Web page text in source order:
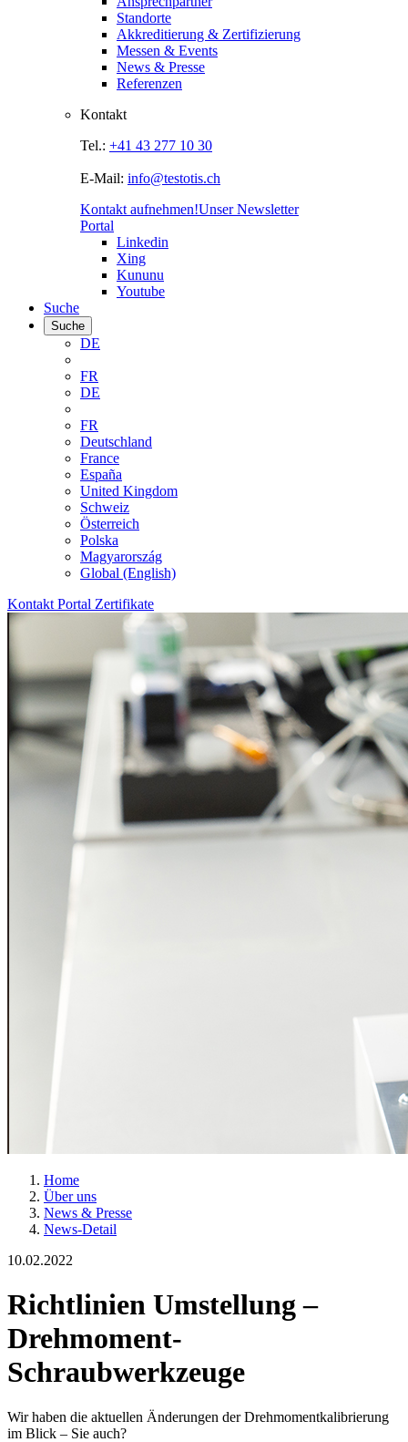
Standorte
Akkreditierung & Zertifizierung
Messen & Events
News & Presse
Referenzen
Kontakt
Tel.: +41 43 277 10 30
E-Mail: info@testotis.ch
Kontakt aufnehmen!Unser Newsletter
Portal
Linkedin
Xing
Kununu
Youtube
Suche
Suche
DE
FR
DE
FR
Deutschland
France
España
United Kingdom
Schweiz
Österreich
Polska
Magyarország
Global (English)
Kontakt Portal Zertifikate
Home
Über uns
News & Presse
News-Detail
10.02.2022
Richtlinien Umstellung –
Drehmoment-
Schraubwerkzeuge
Wir haben die aktuellen Änderungen der Drehmomentkalibrierung
im Blick – Sie auch?